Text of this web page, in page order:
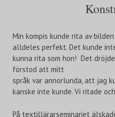
Min kompis kunde rita av
alldeles perfekt. Det kunde
kunna rita som hon! Det
förstod att mitt
språk var annorlunda, att jag
kanske inte kunde. Vi ritade
På textillärarseminariet